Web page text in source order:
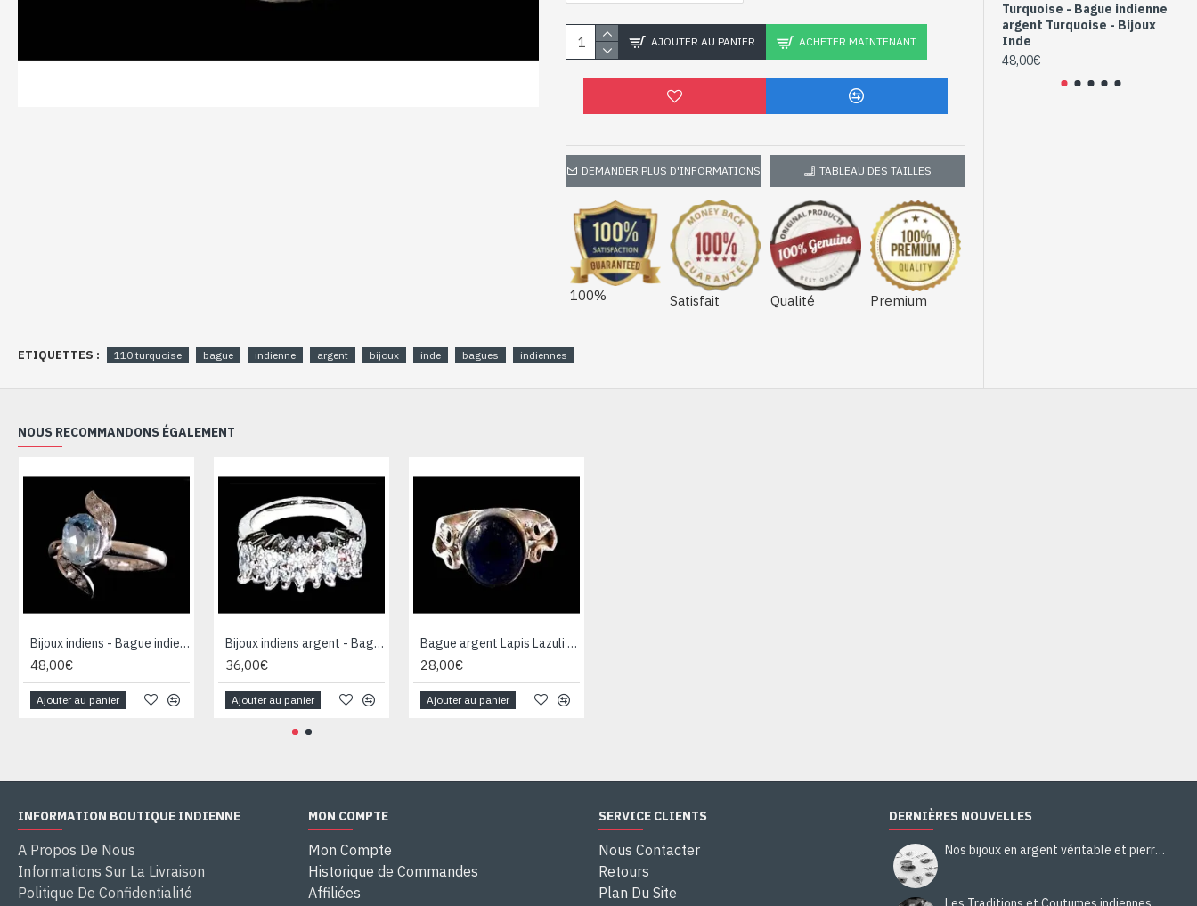
AJOUTER AU PANIER ACHETER MAINTENANT
DEMANDER PLUS D'INFORMATIONS TABLEAU DES TAILLES
100% Satisfait Qualité Premium
ETIQUETTES : 110 turquoise bague indienne argent bijoux inde bagues indiennes
Turquoise - Bague indienne
argent Turquoise - Bijoux
Inde
48,00€
NOUS RECOMMANDONS ÉGALEMENT
Bijoux indiens - Bague indienne rhodiée Topaze
48,00€
Ajouter au panier
Bijoux indiens argent - Bague indienne oxyde de Zirconium
36,00€
Ajouter au panier
Bague argent Lapis Lazuli - Bijoux Inde - Bijoux indiens
28,00€
Ajouter au panier
INFORMATION BOUTIQUE INDIENNE
A Propos De Nous
Informations Sur La Livraison
Politique De Confidentialité
MON COMPTE
Mon Compte
Historique de Commandes
Affiliées
SERVICE CLIENTS
Nous Contacter
Retours
Plan Du Site
DERNIÈRES NOUVELLES
Nos bijoux en argent véritable et pierres naturelles